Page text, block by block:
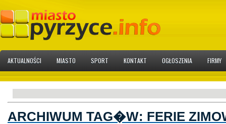
AKTUALNOŚCI MIASTO SPORT KONTAKT OGŁOSZENIA FIRMY
ARCHIWUM TAG�W: FERIE